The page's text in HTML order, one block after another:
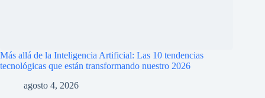
Más allá de la Inteligencia Artificial: Las 10 tendencias
tecnológicas que están transformando nuestro 2026
agosto 4, 2026